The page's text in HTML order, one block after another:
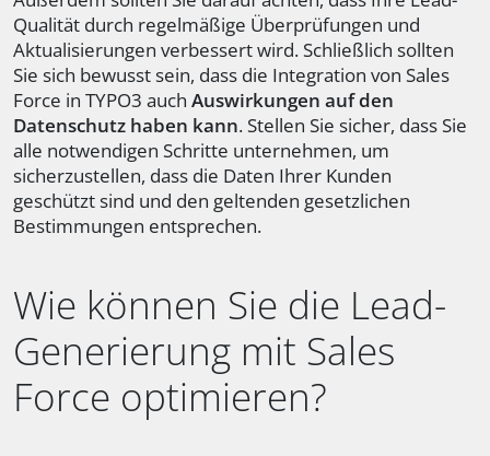
Qualität durch regelmäßige Überprüfungen und
Aktualisierungen verbessert wird. Schließlich sollten
Sie sich bewusst sein, dass die Integration von Sales
Force in TYPO3 auch Auswirkungen auf den
Datenschutz haben kann. Stellen Sie sicher, dass Sie
alle notwendigen Schritte unternehmen, um
sicherzustellen, dass die Daten Ihrer Kunden
geschützt sind und den geltenden gesetzlichen
Bestimmungen entsprechen.
Wie können Sie die Lead-
Generierung mit Sales
Force optimieren?